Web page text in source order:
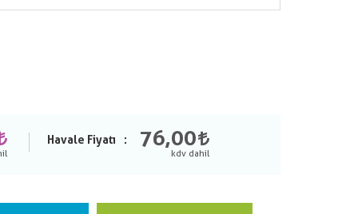
Havale Fiyatı 76,00